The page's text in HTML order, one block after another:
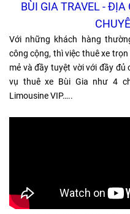
BÙI GIA TRAVEL - ĐỊA
Với những khách hàng
công cộng, thì việc thuê xe
mẻ và đầy tuyệt vời với đầy đủ
vụ thuê xe Bùi Gia như 4
Limousine VIP…..